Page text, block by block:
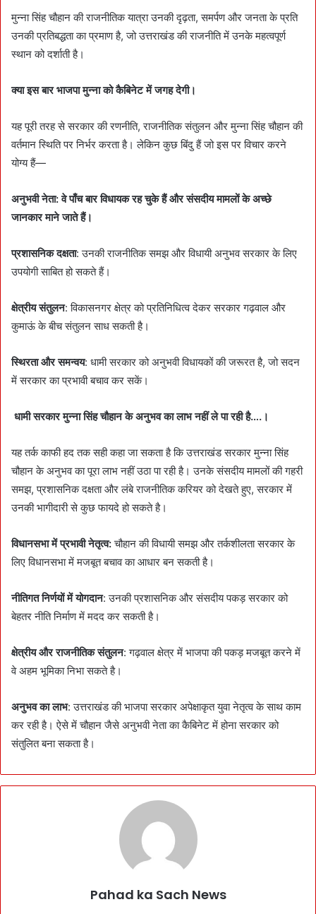
मुन्ना सिंह चौहान की राजनीतिक यात्रा उनकी दृढ़ता, समर्पण और जनता के प्रति
उनकी प्रतिबद्धता का प्रमाण है, जो उत्तराखंड की राजनीति में उनके महत्वपूर्ण
स्थान को दर्शाती है।
क्या इस बार भाजपा मुन्ना को कैबिनेट में जगह देगी।
यह पूरी तरह से सरकार की रणनीति, राजनीतिक संतुलन और मुन्ना सिंह चौहान की
वर्तमान स्थिति पर निर्भर करता है। लेकिन कुछ बिंदु हैं जो इस पर विचार करने
योग्य हैं—
अनुभवी नेता: वे पाँच बार विधायक रह चुके हैं और संसदीय मामलों के अच्छे
जानकार माने जाते हैं।
प्रशासनिक दक्षता: उनकी राजनीतिक समझ और विधायी अनुभव सरकार के लिए
उपयोगी साबित हो सकते हैं।
क्षेत्रीय संतुलन: विकासनगर क्षेत्र को प्रतिनिधित्व देकर सरकार गढ़वाल और
कुमाऊं के बीच संतुलन साध सकती है।
स्थिरता और समन्वय: धामी सरकार को अनुभवी विधायकों की जरूरत है, जो सदन
में सरकार का प्रभावी बचाव कर सकें।
धामी सरकार मुन्ना सिंह चौहान के अनुभव का लाभ नहीं ले पा रही है….।
यह तर्क काफी हद तक सही कहा जा सकता है कि उत्तराखंड सरकार मुन्ना सिंह
चौहान के अनुभव का पूरा लाभ नहीं उठा पा रही है। उनके संसदीय मामलों की गहरी
समझ, प्रशासनिक दक्षता और लंबे राजनीतिक करियर को देखते हुए, सरकार में
उनकी भागीदारी से कुछ फायदे हो सकते है।
विधानसभा में प्रभावी नेतृत्व:चौहान की विधायी समझ और तर्कशीलता सरकार के
लिए विधानसभा में मजबूत बचाव का आधार बन सकती है।
नीतिगत निर्णयों में योगदान: उनकी प्रशासनिक और संसदीय पकड़ सरकार को
बेहतर नीति निर्माण में मदद कर सकती है।
क्षेत्रीय और राजनीतिक संतुलन: गढ़वाल क्षेत्र में भाजपा की पकड़ मजबूत करने में
वे अहम भूमिका निभा सकते है।
अनुभव का लाभ: उत्तराखंड की भाजपा सरकार अपेक्षाकृत युवा नेतृत्व के साथ काम
कर रही है। ऐसे में चौहान जैसे अनुभवी नेता का कैबिनेट में होना सरकार को
संतुलित बना सकता है।
Pahad ka Sach News